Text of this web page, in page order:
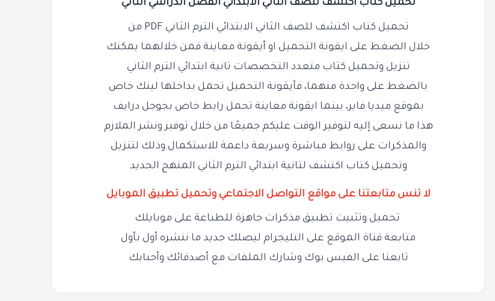
تحميل كتاب اكتشف للصف الثاني الابتدائي الفصل الدراسي الثاني
تحميل كتاب اكتشف للصف الثاني الابتدائي الترم الثاني PDF من
خلال الضغط على ايقونة التحميل او أيقونة معاينة فمن خلالهما يمكنك
تنزيل وتحميل كتاب متعدد التخصصات تانية ابتدائي الترم الثاني
بالضغط على واحدة منهما، فأيقونة التحميل تحمل بداخلها لينك خاص
بموقع ميديا فاير، بينما ايقونة معاينة تحمل رابط خاص بجوجل درايف
هذا ما نسعى إليه لتوفير الوقت عليكم جميعًا من خلال توفير ونشر الملازم
والمذكرات على روابط مباشرة وسريعة داعمة للاستكمال وذلك لتنزيل
وتحميل كتاب اكتشف لتانية ابتدائي الترم الثاني المنهج الجديد
لا تنس متابعتنا على مواقع التواصل الاجتماعي وتحميل تطبيق الموبايل
تحميل وتثبيت تطبيق مذكرات جاهزة للطباعة على موبايلك
متابعة قناة الموقع على التليجرام ليصلك جديد ما ننشره أول بأول
تابعنا على الفيس بوك وشارك الملفات مع أصدقائك وأحبابك